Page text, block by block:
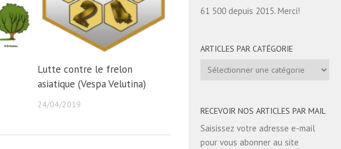
Lutte contre le frelon
asiatique (Vespa Velutina)
24/04/2019
61 500 depuis 2015. Merci!
ARTICLES PAR CATÉGORIE
Articles
RECEVOIR NOS ARTICLES PAR MAIL
Saisissez votre adresse e-mail
pour vous abonner au site